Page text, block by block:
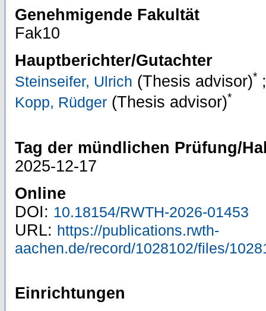
Genehmigende Fakultät
Fak10
Hauptberichter/Gutachter
Steinseifer, Ulrich (Thesis advisor)* ;
Kopp, Rüdger (Thesis advisor)*
Tag der mündlichen Prüfung/
2025-12-17
Online
DOI: 10.18154/RWTH-2026-01453
URL: https://publications.rwth-
aachen.de/record/1028102/files/
Einrichtungen